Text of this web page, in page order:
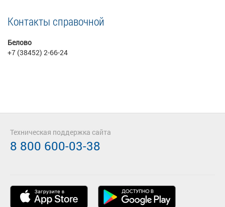
Контакты справочной
Белово
+7 (38452) 2-66-24
Техническая поддержка сайта
8 800 600-03-38